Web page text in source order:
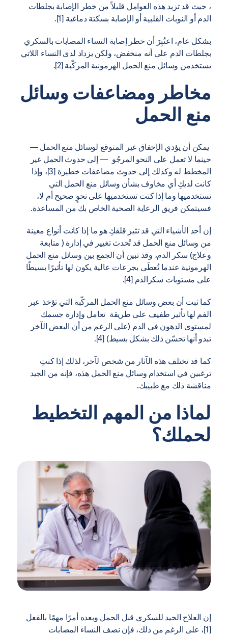
، حيث قد تزيد هذه العوامل قليلاً من خطر الإصابة بجلطات
الدم أو النوبات القلبية أو الإصابة بسكتة دماغية [1].
بشكل عام، اعتُبِرَ أن خطر إصابة النساء المصابات بالسكري
بجلطات الدم على أنه منخفض، ولكن يزداد لدى النساء اللاتي
يستخدمن وسائل منع الحمل الهرمونية المركّبة [2].
مخاطر ومضاعفات وسائل
منع الحمل
يمكن أن يؤدي الإخفاق غير المتوقع لوسائل منع الحمل —
حينما لا تعمل على النحو المرجُو — إلى حدوث الحمل غير
المخطط له وكذلك إلى حدوث مضاعفات خطيرة [3]، وإذا
كانت لديكِ أي مخاوف بشأن وسائل منع الحمل التي
تستخدميها وما إذا كنت تستخدميها على نحوٍ صحيح أم لا،
فسيتمكن فريق الرعاية الصحية الخاص بك من المساعدة.
إن أحد الأشياء التي قد تثير قلقكِ هو ما إذا كانت أنواع معينة
من وسائل منع الحمل قد تُحدث تغيير في إدارة ( متابعة
وعلاج) سكر الدم، وقد تبين أن الجمع بين وسائل منع الحمل
الهرمونية عندما تُعطَى بجرعات عالية يكون لها تأثيرًا بسيطًا
على مستويات سكرالدم [4].
كما ثبت أن بعض وسائل منع الحمل المركّبة التي تؤخذ عبر
الفم لها تأثير طفيف على طريقة تعامل وإدارة جسمك
لمستوى الدهون في الدم (على الرغم من أن البعض الآخر
تبدو أنها تحسّن ذلك بشكل بسيط) [4].
كما قد تختلف هذه الآثار من شخص لآخر، لذلك إذا كنتِ
ترغبين في استخدام وسائل منع الحمل هذه، فإنه من الجيد
مناقشة ذلك مع طبيبك.
لماذا من المهم التخطيط
لحملك؟
إن العلاج الجيد للسكري قبل الحمل وبعده أمرًا مهمًا بالفعل
[1]، على الرغم من ذلك، فإن نصف النساء المصابات